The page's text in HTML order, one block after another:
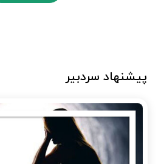
پیشنهاد سردبیر